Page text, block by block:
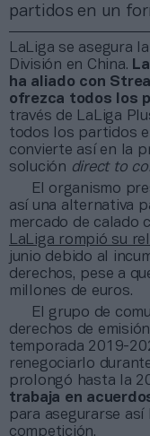
partidos en un
LaLiga se asegura
División en China.
ha aliado con
ofrezca todos los
través de LaLiga
todos los partidos
convierte así en la
solución direct to
El organismo
así una alternativa
mercado de calado
LaLiga rompió su
junio debido al
derechos, pese a
millones de euros.
El grupo de
derechos de
temporada 2019-
renegociarlo
prolongó hasta la
trabaja en
para asegurarse
competición.